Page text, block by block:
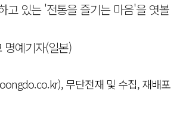
고 있는 '전통을 즐기는 마음'을 엿볼
명예기자(일본)
무단전재 및 수집, 재배포